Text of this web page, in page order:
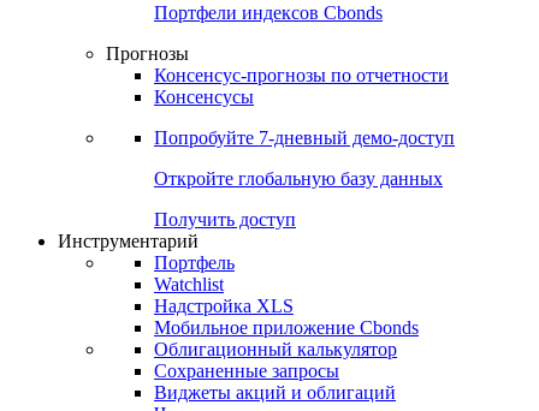
Портфели индексов Cbonds
Прогнозы
Консенсус-прогнозы по отчетности
Консенсусы
Попробуйте 7-дневный демо-доступ
Откройте глобальную базу данных
Получить доступ
Инструментарий
Портфель
Watchlist
Надстройка XLS
Мобильное приложение Cbonds
Облигационный калькулятор
Сохраненные запросы
Виджеты акций и облигаций